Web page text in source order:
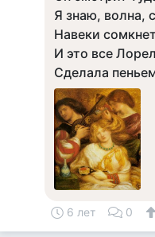
Я знаю, волна,
Навеки
И это все
Сделала
6 лет 0